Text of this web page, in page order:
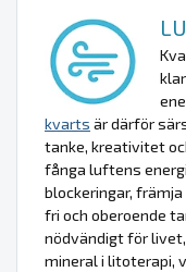
kvarts är därför
tanke, kreativitet
fånga luftens
blockeringar,
fri och oberoende
nödvändigt för
mineral i litoterapi,